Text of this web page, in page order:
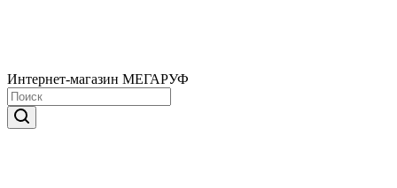
Интернет-магазин МЕГАРУФ